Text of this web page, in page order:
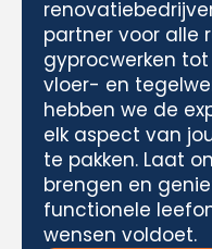
partner voor alle
gyprocwerken
vloer- en
hebben we de
elk aspect van
te pakken. Laat
brengen en
functionele
wensen voldoet.